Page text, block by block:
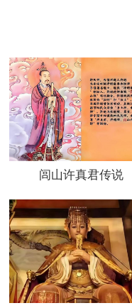
闾山许真君传说